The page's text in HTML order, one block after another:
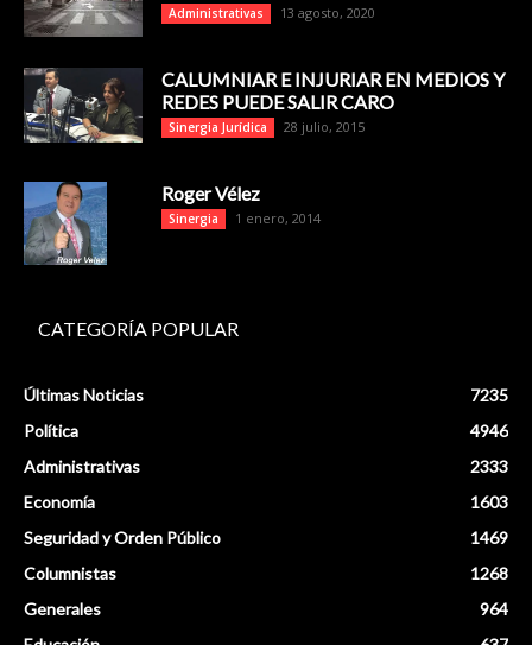
Administrativas 13 agosto, 2020
CALUMNIAR E INJURIAR EN MEDIOS Y
REDES PUEDE SALIR CARO
Sinergia Jurídica 28 julio, 2015
Roger Vélez
Sinergia 1 enero, 2014
CATEGORÍA POPULAR
Últimas Noticias
7235
Política
4946
Administrativas
2333
Economía
1603
Seguridad y Orden Público
1469
Columnistas
1268
Generales
964